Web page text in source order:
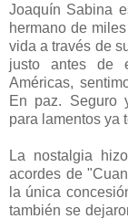
Joaquín Sabina
hermano de
vida a través de
justo antes de
Américas,
En paz. Seguro
para lamentos ya
La nostalgia
acordes de
la única
también se